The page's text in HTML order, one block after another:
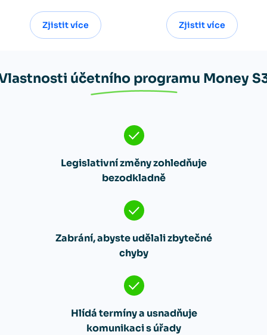
Zjistit více Zjistit více
účetního programu Money
Legislativní změny zohledňuje
bezodkladně
Zabrání, abyste udělali zbytečné
chyby
Hlídá termíny a usnadňuje
komunikaci s úřady